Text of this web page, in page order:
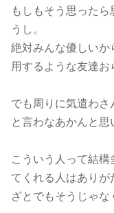
もしもそう思った
うし。
絶対みんな優しいか
用するような友達お
でも周りに気遣わ
と言わなあかんと思
こういう人って結
てくれる人はあり
ざとでもそうじゃな